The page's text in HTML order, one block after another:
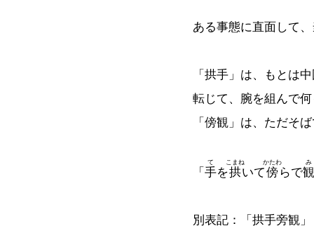
ある事態に直面して
「拱手」は、もとは
転じて、腕を組んで何
「傍観」は、ただそ
「 手
て
を拱
こまね
いて傍
かたわ
らで観
み
別表記：「拱手旁観」